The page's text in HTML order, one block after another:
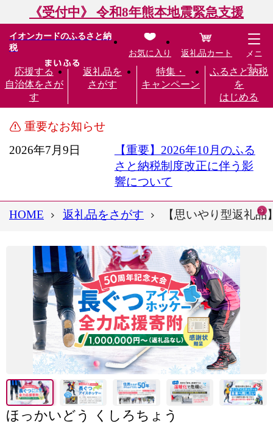
《受付中》 令和8年熊本地震緊急支援
イオンカードのふるさと納
税
応援する
自治体をさが
す
返礼品を
さがす
特集・
キャンペーン
ふるさと納税
を
はじめる
お気に入り 返礼品カート
メニ
ュー
重要なお知らせ
2026年7月9日
【重要】2026年10月のふる
さと納税制度改正に伴う影
響について
HOME 返礼品をさがす 【思いやり型返礼
ほっかいどう くしろちょう